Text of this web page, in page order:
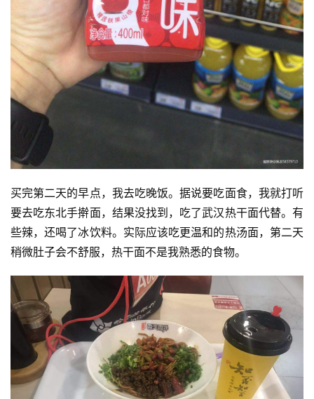
买完第二天的早点，我去吃晚饭。据说要吃面食，我就打听
要去吃东北手擀面，结果没找到，吃了武汉热干面代替。有
些辣，还喝了冰饮料。实际应该吃更温和的热汤面，第二天
稍微肚子会不舒服，热干面不是我熟悉的食物。